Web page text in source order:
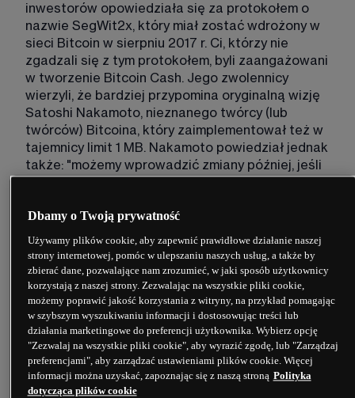
inwestorów opowiedziała się za protokołem o
nazwie SegWit2x, który miał zostać wdrożony w
sieci Bitcoin w sierpniu 2017 r. Ci, którzy nie
zgadzali się z tym protokołem, byli zaangażowani
w tworzenie Bitcoin Cash. Jego zwolennicy
wierzyli, że bardziej przypomina oryginalną wizję
Satoshi Nakamoto, nieznanego twórcy (lub
twórców) Bitcoina, który zaimplementował też w
tajemnicy limit 1 MB. Nakamoto powiedział jednak
także: "możemy wprowadzić zmiany później, jeśli
Internetu i zmniejszonych kosztach
przechowywania, blockchain może być
zwiększany bez negatywnego wpływu na
koncepcję zdecentralizowanej waluty.
Od momentu pojawienia się, Bitcoin Cash stał się
jednym z najbardziej udanych odgałęzień Bitcoina.
Roger Ver, czołowy inwestor Bitcoinów, jest
zwolennikiem nowej kryptowaluty opisując ją jako
"prawdziwy Bitcoin". Powszechnie nazywany
"bitcoinowym Jezusem", Ver był zwolennikiem
Dbamy o Twoją prywatność
Używamy plików cookie, aby zapewnić prawidłowe działanie naszej
strony internetowej, pomóc w ulepszaniu naszych usług, a także by
zbierać dane, pozwalające nam zrozumieć, w jaki sposób użytkownicy
korzystają z naszej strony. Zezwalając na wszystkie pliki cookie,
możemy poprawić jakość korzystania z witryny, na przykład pomagając
w szybszym wyszukiwaniu informacji i dostosowując treści lub
działania marketingowe do preferencji użytkownika. Wybierz opcję
"Zezwalaj na wszystkie pliki cookie", aby wyrazić zgodę, lub "Zarządzaj
preferencjami", aby zarządzać ustawieniami plików cookie. Więcej
informacji można uzyskać, zapoznając się z naszą stroną Polityka
dotycząca plików cookie